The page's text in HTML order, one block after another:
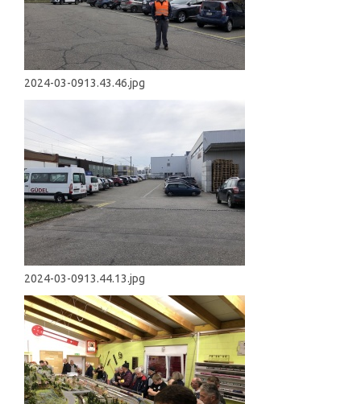
2024-03-0913.43.46.jpg
2024-03-0913.44.13.jpg